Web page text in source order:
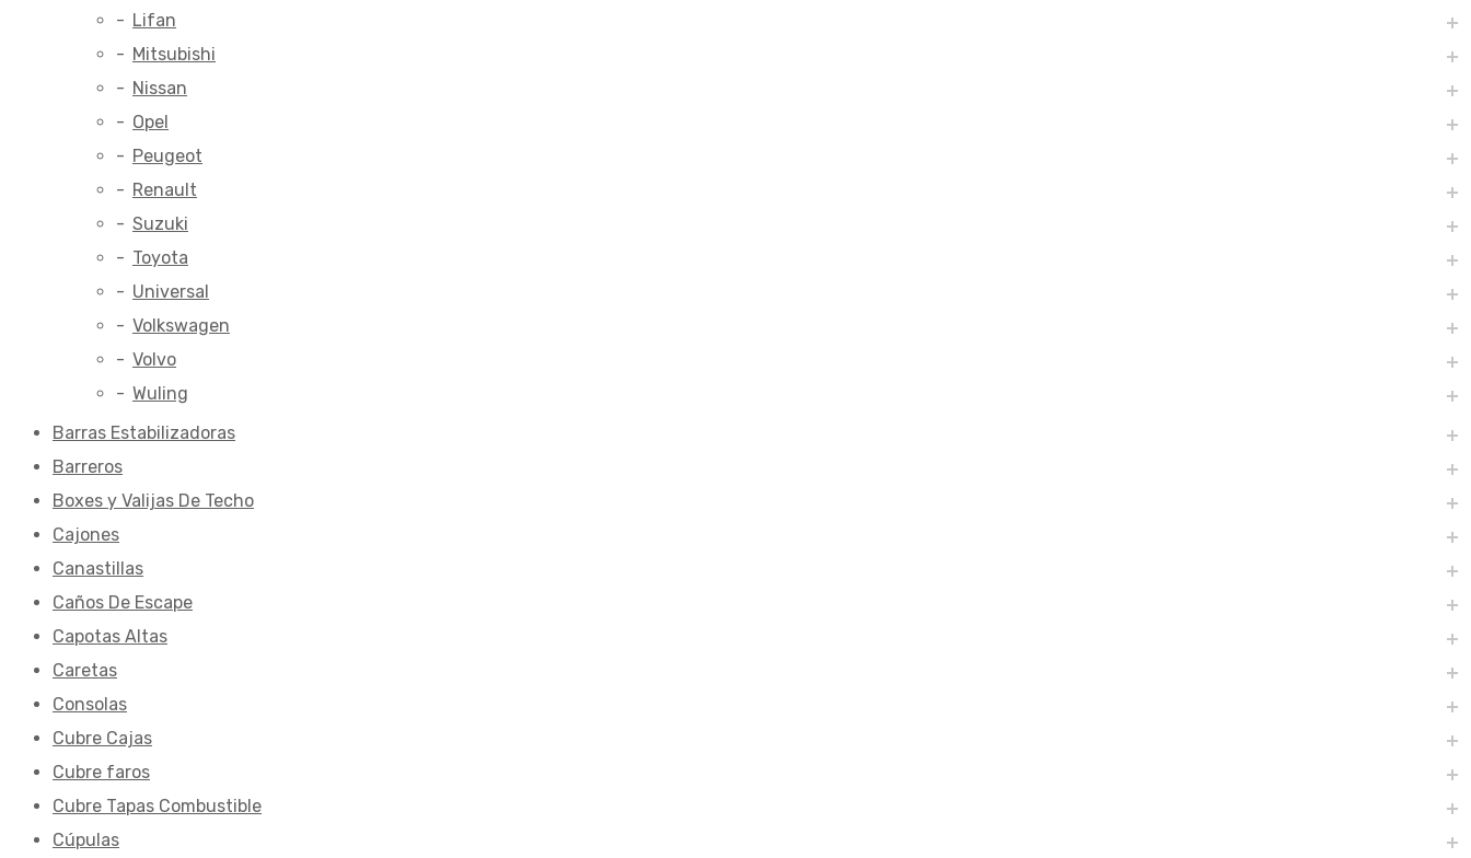
Lifan
Mitsubishi
Nissan
Opel
Peugeot
Renault
Suzuki
Toyota
Universal
Volkswagen
Volvo
Wuling
Barras Estabilizadoras
Barreros
Boxes y Valijas De Techo
Cajones
Canastillas
Caños De Escape
Capotas Altas
Caretas
Consolas
Cubre Cajas
Cubre faros
Cubre Tapas Combustible
Cúpulas